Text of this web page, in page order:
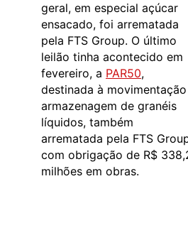
geral, em especial açúcar
ensacado, foi arrematada
pela FTS Group. O último
leilão tinha acontecido em
fevereiro, a PAR50,
destinada à
armazenagem de granéis
líquidos, também
arrematada pela FTS
com obrigação de R$
milhões em obras.